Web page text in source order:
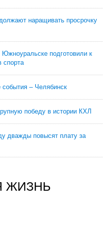
наращивать просрочку
подготовили к
спорта
– Челябинск
победу в истории КХЛ
дважды повысят плату за
ЖИЗНЬ